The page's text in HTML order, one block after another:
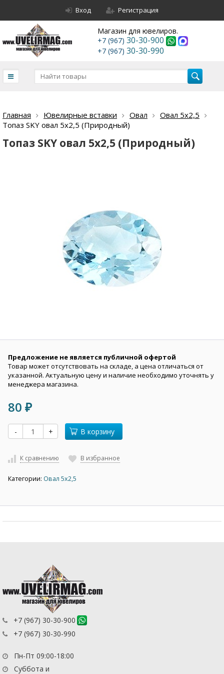
Вход Регистрация
Магазин для ювелиров.
+7 (967) 30-30-900
+7 (967) 30-30-990
Главная Ювелирные вставки Овал
Овал 5х2,5
Топаз SKY овал 5х2,5 (Природный)
Топаз SKY овал 5х2,5 (Природный)
Предложение не является публичной офертой
Товар может отсутствовать на складе, а цена отличаться от
указанной. Актуальную цену и наличие необходимо уточнять у
менеджера магазина.
80 ₽
- + В корзину
К сравнению В избранное
Категории: Овал 5х2,5
+7 (967) 30-30-900
+7 (967) 30-30-990
Пн-Пт 09:00-18:00
Суббота и